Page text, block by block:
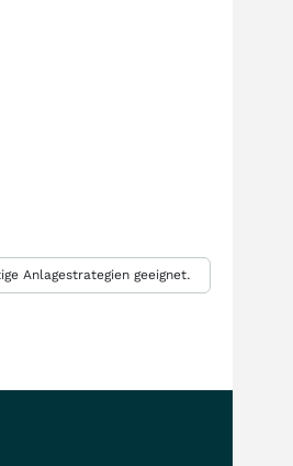
Anlagestrategien geeignet.